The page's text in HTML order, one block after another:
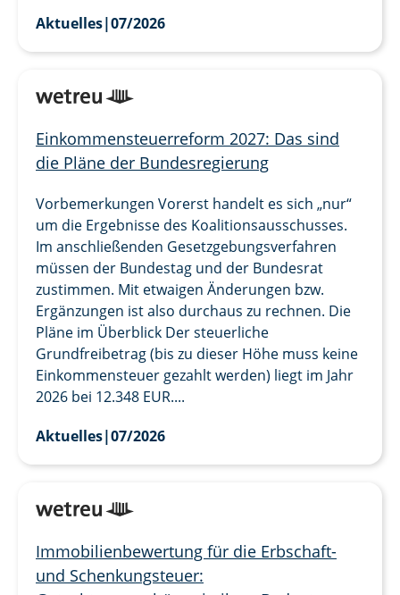
Aktuelles|07/2026
Einkommensteuerreform 2027: Das sind
die Pläne der Bundesregierung
Vorbemerkungen Vorerst handelt es sich „nur“
um die Ergebnisse des Koalitionsausschusses.
Im anschließenden Gesetzgebungsverfahren
müssen der Bundestag und der Bundesrat
zustimmen. Mit etwaigen Änderungen bzw.
Ergänzungen ist also durchaus zu rechnen. Die
Pläne im Überblick Der steuerliche
Grundfreibetrag (bis zu dieser Höhe muss keine
Einkommensteuer gezahlt werden) liegt im Jahr
2026 bei 12.348 EUR....
Aktuelles|07/2026
Immobilienbewertung für die Erbschaft-
und Schenkungsteuer: